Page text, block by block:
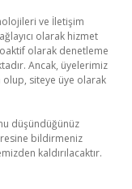
ve İletişim
olarak hizmet
olarak denetleme
Ancak, üyelerimiz
olup, siteye üye olarak
düşündüğünüz
bildirmeniz
kaldırılacaktır.